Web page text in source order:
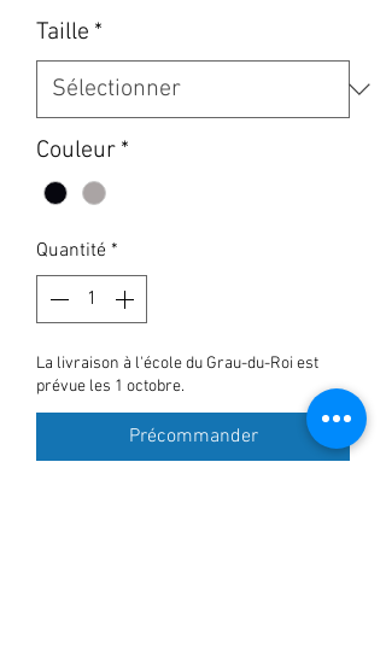
Taille *
Couleur *
Quantité *
La livraison à l'école du Grau-du-Roi est
prévue les 1 octobre.
Précommander